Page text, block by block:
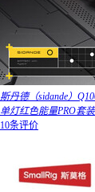
斯丹德（sidande）
单灯红色能量PRO套
10条评价